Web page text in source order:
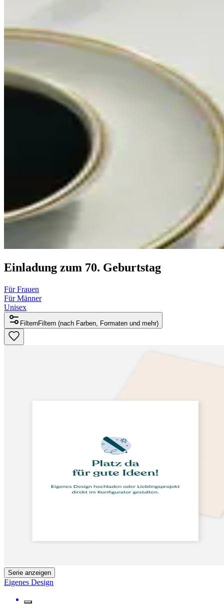
Einladung zum 70. Geburtstag
Für Frauen
Für Männer
Unisex
FilternFiltern (nach Farben, Formaten und mehr)
Serie anzeigen
Eigenes Design